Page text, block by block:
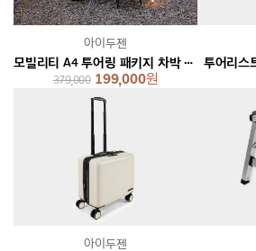
모빌리티 A4 투어링 패키지 차박 텐트 쉘터
379,000 199,000원
아이두젠
투어리스
아이두젠